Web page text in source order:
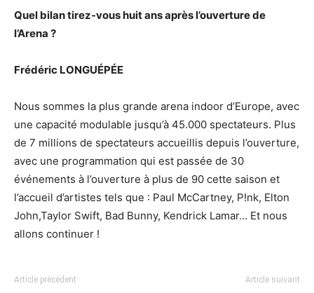
Quel bilan tirez-vous huit ans après l’ouverture de
l’Arena ?
Frédéric LONGUÉPÉE
Nous sommes la plus grande arena indoor d’Europe, avec
une capacité modulable jusqu’à 45.000 spectateurs. Plus
de 7 millions de spectateurs accueillis depuis l’ouverture,
avec une programmation qui est passée de 30
événements à l’ouverture à plus de 90 cette saison et
l’accueil d’artistes tels que : Paul McCartney, P!nk, Elton
John,Taylor Swift, Bad Bunny, Kendrick Lamar… Et nous
allons continuer !
Article précédent Article suivant